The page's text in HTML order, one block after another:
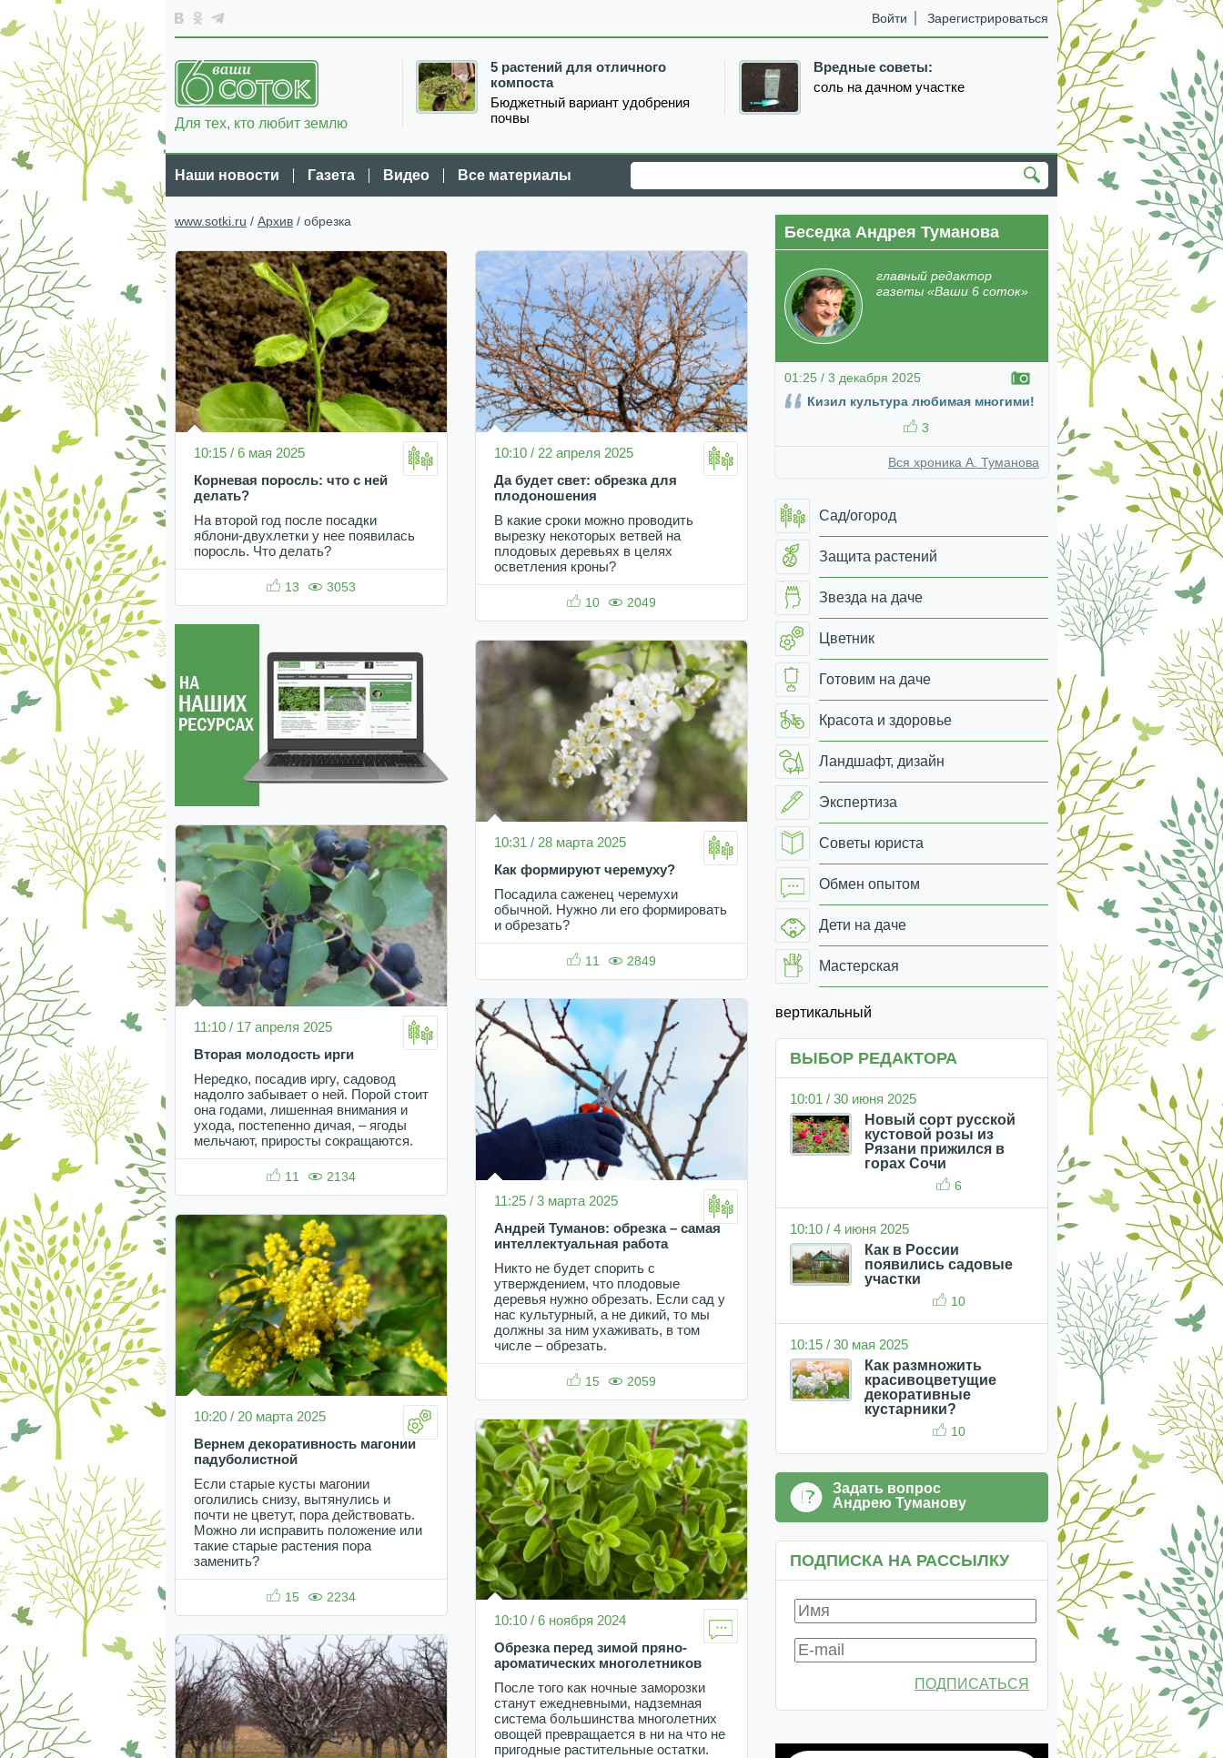
Войти Зарегистрироваться
5 растений для отличного
компоста
Бюджетный вариант удобрения
почвы
Вредные советы:
соль на дачном участке
Для тех, кто любит землю
Наши новости Газета Видео Все материалы
www.sotki.ru / Архив / обрезка
10:15 / 6 мая 2025
Корневая поросль: что с ней
делать?
На второй год после посадки
яблони-двухлетки у нее появилась
поросль. Что делать?
13 3053
11:10 / 17 апреля 2025
Вторая молодость ирги
Нередко, посадив иргу, садовод
надолго забывает о ней. Порой стоит
она годами, лишенная внимания и
ухода, постепенно дичая, – ягоды
мельчают, приросты сокращаются.
11 2134
10:20 / 20 марта 2025
Вернем декоративность магонии
падуболистной
Если старые кусты магонии
оголились снизу, вытянулись и
почти не цветут, пора действовать.
Можно ли исправить положение или
такие старые растения пора
заменить?
15 2234
10:10 / 22 апреля 2025
Да будет свет: обрезка для
плодоношения
В какие сроки можно проводить
вырезку некоторых ветвей на
плодовых деревьях в целях
осветления кроны?
10 2049
10:31 / 28 марта 2025
Как формируют черемуху?
Посадила саженец черемухи
обычной. Нужно ли его формировать
и обрезать?
11 2849
11:25 / 3 марта 2025
Андрей Туманов: обрезка – самая
интеллектуальная работа
Никто не будет спорить с
утверждением, что плодовые
деревья нужно обрезать. Если сад у
нас культурный, а не дикий, то мы
должны за ним ухаживать, в том
числе – обрезать.
15 2059
10:10 / 6 ноября 2024
Обрезка перед зимой пряно-
ароматических многолетников
После того как ночные заморозки
станут ежедневными, надземная
система большинства многолетних
овощей превращается в ни на что не
пригодные растительные остатки.
Беседка Андрея Туманова
главный редактор
газеты «Ваши 6 соток»
01:25 / 3 декабря 2025
Кизил культура любимая многими!
3
Вся хроника А. Туманова
Сад/огород
Защита растений
Звезда на даче
Цветник
Готовим на даче
Красота и здоровье
Ландшафт, дизайн
Экспертиза
Советы юриста
Обмен опытом
Дети на даче
Мастерская
вертикальный
ВЫБОР РЕДАКТОРА
10:01 / 30 июня 2025
Новый сорт русской
кустовой розы из
Рязани прижился в
горах Сочи
6
10:10 / 4 июня 2025
Как в России
появились садовые
участки
10
10:15 / 30 мая 2025
Как размножить
красивоцветущие
декоративные
кустарники?
10
Задать вопрос
Андрею Туманову
ПОДПИСКА НА РАССЫЛКУ
ПОДПИСАТЬСЯ